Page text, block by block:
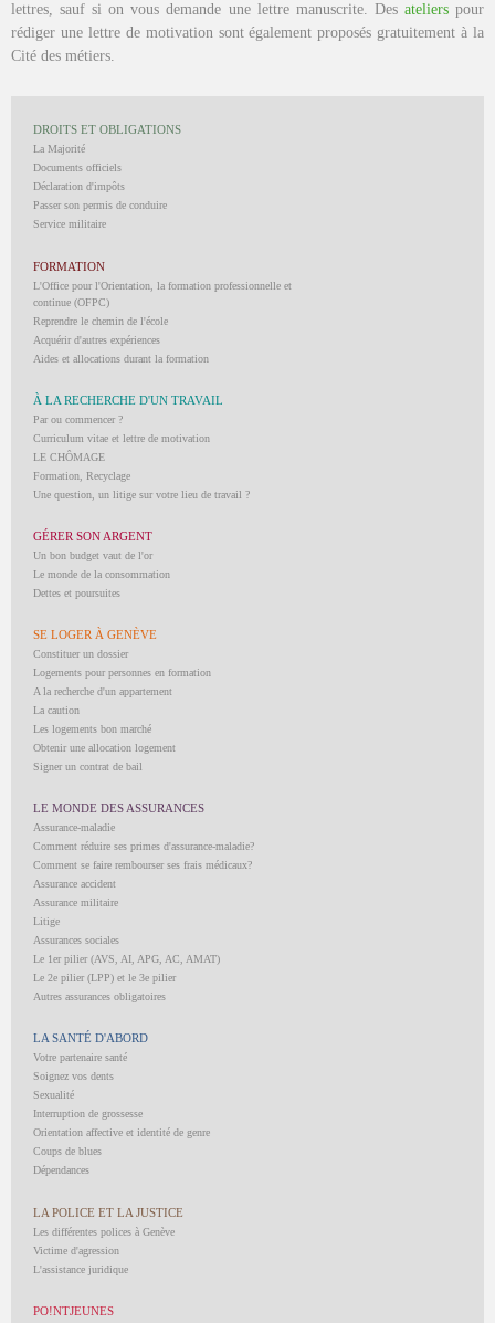
lettres, sauf si on vous demande une lettre manuscrite. Des atelierspour
rédiger une lettre de motivation sont également proposés gratuitement à la
Cité des métiers.
DROITS ET OBLIGATIONS
La Majorité
Documents officiels
Déclaration d'impôts
Passer son permis de conduire
Service militaire
FORMATION
L'Office pour l'Orientation, la formation professionnelle et
continue (OFPC)
Reprendre le chemin de l'école
Acquérir d'autres expériences
Aides et allocations durant la formation
À LA RECHERCHE D'UN TRAVAIL
Par ou commencer ?
Curriculum vitae et lettre de motivation
LE CHÔMAGE
Formation, Recyclage
Une question, un litige sur votre lieu de travail ?
GÉRER SON ARGENT
Un bon budget vaut de l'or
Le monde de la consommation
Dettes et poursuites
SE LOGER À GENÈVE
Constituer un dossier
Logements pour personnes en formation
A la recherche d'un appartement
La caution
Les logements bon marché
Obtenir une allocation logement
Signer un contrat de bail
LE MONDE DES ASSURANCES
Assurance-maladie
Comment réduire ses primes d'assurance-maladie?
Comment se faire rembourser ses frais médicaux?
Assurance accident
Assurance militaire
Litige
Assurances sociales
Le 1er pilier (AVS, AI, APG, AC, AMAT)
Le 2e pilier (LPP) et le 3e pilier
Autres assurances obligatoires
LA SANTÉ D'ABORD
Votre partenaire santé
Soignez vos dents
Sexualité
Interruption de grossesse
Orientation affective et identité de genre
Coups de blues
Dépendances
LA POLICE ET LA JUSTICE
Les différentes polices à Genève
Victime d'agression
L'assistance juridique
PO!NTJEUNES